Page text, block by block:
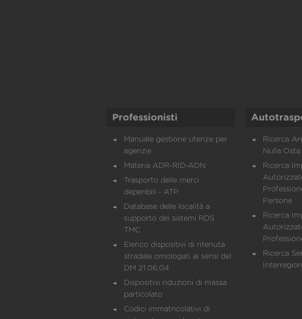
Professionisti
Manuale gestione utenze per
agenzie
Materia ADR-RID-ADN
Trasporto delle merci
deperibili - ATP
Database delle località a
supporto dei sistemi RDS
TMC
Elenco dispositivi di ritenuta
stradale omologati ai sensi del
DM 21.06.04
Dispositivi riduzioni di massa
particolato
Codici immatricolativi di
Ricerca
Nulla Osta
Ricerca
Persone
Ricerca
Ricerca